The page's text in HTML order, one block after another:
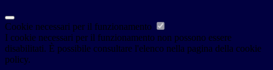
Cookie necessari per il funzionamento
I cookie necessari per il funzionamento non possono essere
disabilitati. È possibile consultare l'elenco nella pagina della cookie
policy.